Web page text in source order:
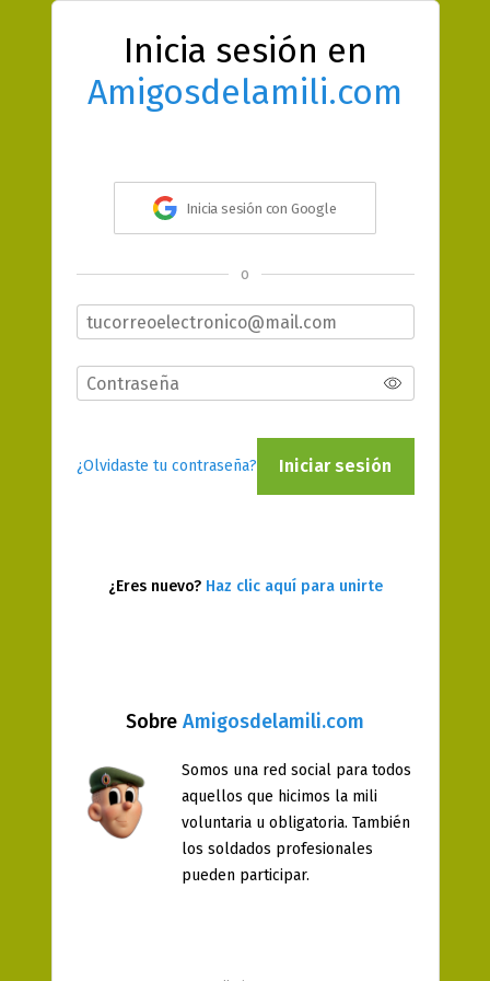
Sobre Amigosdelamili.com
Somos una red social para todos
aquellos que hicimos la mili
voluntaria u obligatoria. También
los soldados profesionales
pueden participar.
Inicia sesión en
Amigosdelamili.com
Inicia sesión con Google
o
¿Olvidaste tu contraseña? Iniciar sesión
¿Eres nuevo? Haz clic aquí para unirte